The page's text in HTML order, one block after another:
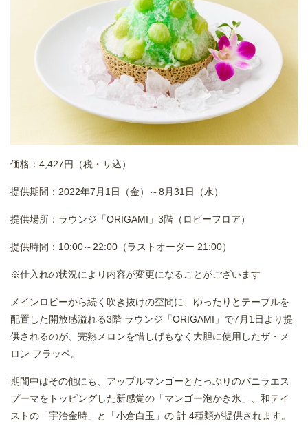
価格：4,427円（税・サ込）
提供期間：2022年7月1日（金）～8月31日（水）
提供場所：ラウンジ「ORIGAMI」3階（ロビーフロア）
提供時間：10:00～22:00（ラストオーダー 21:00）
※仕入れの状況により内容が変更になることがございます
メインロビーから続く吹き抜けの空間に、ゆったりとテーブルを
配置した開放感溢れる3階 ラウンジ「ORIGAMI」で7月1日より提
供されるのが、完熟メロンを惜しげもなく大胆に使用したザ・メ
ロン フラッペ。
期間中はその他にも、アップルマンゴーとたっぷりのバニラエス
プーマをトッピングした新感覚の「マンゴー泡かき氷」、和テイ
ストの「宇治金時」と「小倉白玉」の 計 4種類が提供されます。